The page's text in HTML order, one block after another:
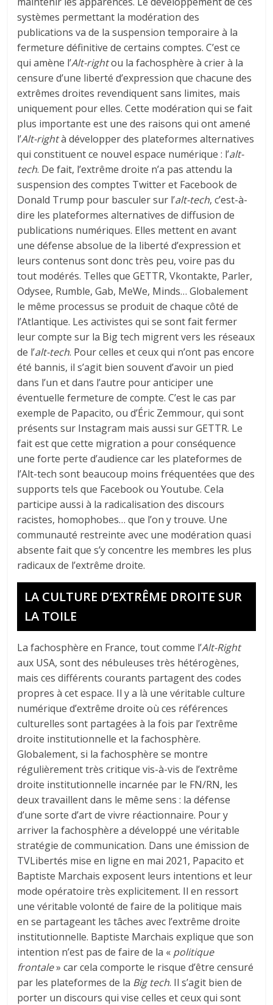
systèmes permettant la modération des
publications va de la suspension temporaire à la
fermeture définitive de certains comptes. C’est ce
qui amène l’Alt-rightou la fachosphère à crier à la
censure d’une liberté d’expression que chacune des
extrêmes droites revendiquent sans limites, mais
uniquement pour elles. Cette modération qui se fait
plus importante est une des raisons qui ont amené
l’Alt-rightà développer des plateformes alternatives
qui constituent ce nouvel espace numérique : l’alt-
tech. De fait, l’extrême droite n’a pas attendu la
suspension des comptes Twitter et Facebook de
Donald Trump pour basculer sur l’alt-tech, c’est-à-
dire les plateformes alternatives de diffusion de
publications numériques. Elles mettent en avant
une défense absolue de la liberté d’expression et
leurs contenus sont donc très peu, voire pas du
tout modérés. Telles que GETTR, Vkontakte, Parler,
Odysee, Rumble, Gab, MeWe, Minds… Globalement
le même processus se produit de chaque côté de
l’Atlantique. Les activistes qui se sont fait fermer
leur compte sur la Big tech migrent vers les réseaux
de l’alt-tech. Pour celles et ceux qui n’ont pas encore
été bannis, il s’agit bien souvent d’avoir un pied
dans l’un et dans l’autre pour anticiper une
éventuelle fermeture de compte. C’est le cas par
exemple de Papacito, ou d’Éric Zemmour, qui sont
présents sur Instagram mais aussi sur GETTR. Le
fait est que cette migration a pour conséquence
une forte perte d’audience car les plateformes de
l’Alt-tech sont beaucoup moins fréquentées que des
supports tels que Facebook ou Youtube. Cela
participe aussi à la radicalisation des discours
racistes, homophobes… que l’on y trouve. Une
communauté restreinte avec une modération quasi
absente fait que s’y concentre les membres les plus
radicaux de l’extrême droite.
LA CULTURE D’EXTRÊME DROITE SUR
LA TOILE
La fachosphère en France, tout comme l’Alt-Right
aux USA, sont des nébuleuses très hétérogènes,
mais ces différents courants partagent des codes
propres à cet espace. Il y a là une véritable culture
numérique d’extrême droite où ces références
culturelles sont partagées à la fois par l’extrême
droite institutionnelle et la fachosphère.
Globalement, si la fachosphère se montre
régulièrement très critique vis-à-vis de l’extrême
droite institutionnelle incarnée par le FN/RN, les
deux travaillent dans le même sens : la défense
d’une sorte d’art de vivre réactionnaire. Pour y
arriver la fachosphère a développé une véritable
stratégie de communication. Dans une émission de
TVLibertés mise en ligne en mai 2021, Papacito et
Baptiste Marchais exposent leurs intentions et leur
mode opératoire très explicitement. Il en ressort
une véritable volonté de faire de la politique mais
en se partageant les tâches avec l’extrême droite
institutionnelle. Baptiste Marchais explique que son
intention n’est pas de faire de la « politique
frontale» car cela comporte le risque d’être censuré
par les plateformes de la Big tech. Il s’agit bien de
porter un discours qui vise celles et ceux qui sont